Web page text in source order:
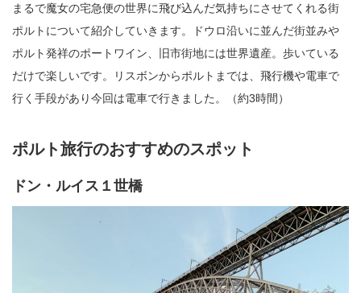
まるで魔女の宅急便の世界に飛び込んだ気持ちにさせてくれる街
ポルトについて紹介していきます。ドウロ沿いに並んだ街並みや
ポルト発祥のポートワイン、旧市街地には世界遺産。歩いている
だけで楽しいです。リスボンからポルトまでは、飛行機や電車で
行く手段があり今回は電車で行きました。（約3時間）
ポルト旅行のおすすめのスポット
ドン・ルイス１世橋